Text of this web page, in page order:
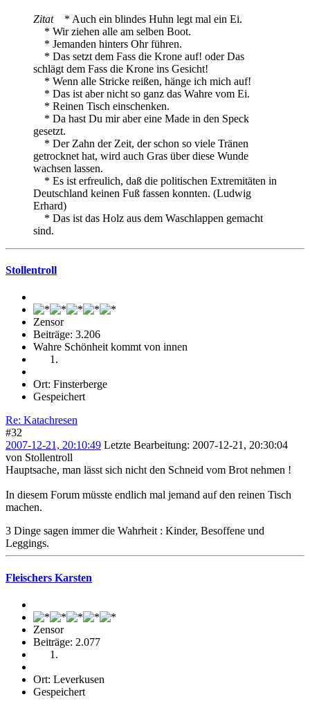
Zitat* Auch ein blindes Huhn legt mal ein Ei.
* Wir ziehen alle am selben Boot.
* Jemanden hinters Ohr führen.
* Das setzt dem Fass die Krone auf! oder Das
schlägt dem Fass die Krone ins Gesicht!
* Wenn alle Stricke reißen, hänge ich mich auf!
* Das ist aber nicht so ganz das Wahre vom Ei.
* Reinen Tisch einschenken.
* Da hast Du mir aber eine Made in den Speck
gesetzt.
* Der Zahn der Zeit, der schon so viele Tränen
getrocknet hat, wird auch Gras über diese Wunde
wachsen lassen.
* Es ist erfreulich, daß die politischen Extremitäten in
Deutschland keinen Fuß fassen konnten. (Ludwig
Erhard)
* Das ist das Holz aus dem Waschlappen gemacht
sind.
Stollentroll
Zensor
Beiträge: 3.206
Wahre Schönheit kommt von innen
Ort: Finsterberge
Gespeichert
Re: Katachresen
#32
2007-12-21, 20:10:49 Letzte Bearbeitung: 2007-12-21, 20:30:04
von Stollentroll
Hauptsache, man lässt sich nicht den Schneid vom Brot nehmen !
In diesem Forum müsste endlich mal jemand auf den reinen Tisch
machen.
3 Dinge sagen immer die Wahrheit : Kinder, Besoffene und
Leggings.
Fleischers Karsten
Zensor
Beiträge: 2.077
Ort: Leverkusen
Gespeichert